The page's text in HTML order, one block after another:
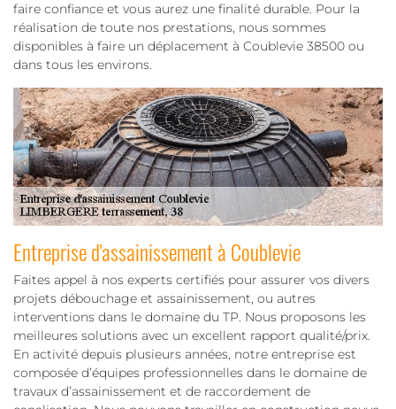
faire confiance et vous aurez une finalité durable. Pour la
réalisation de toute nos prestations, nous sommes
disponibles à faire un déplacement à Coublevie 38500 ou
dans tous les environs.
Entreprise d'assainissement à Coublevie
Faites appel à nos experts certifiés pour assurer vos divers
projets débouchage et assainissement, ou autres
interventions dans le domaine du TP. Nous proposons les
meilleures solutions avec un excellent rapport qualité/prix.
En activité depuis plusieurs années, notre entreprise est
composée d’équipes professionnelles dans le domaine de
travaux d’assainissement et de raccordement de